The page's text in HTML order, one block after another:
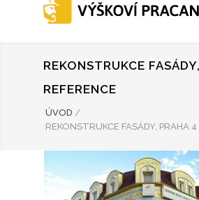
REKONSTRUKCE
REFERENCE
ÚVOD /
REKONSTRUKCE FASÁDY, PRAHA